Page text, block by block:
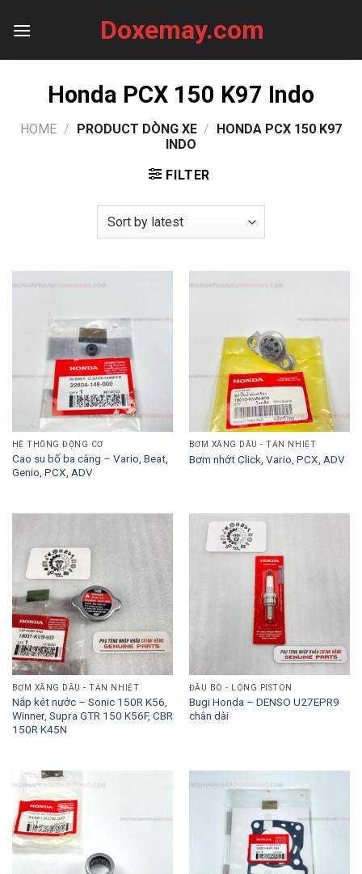
Doxemay.com
Honda PCX 150 K97 Indo
HOME / PRODUCT DÒNG XE /
HONDA PCX 150 K97
INDO
FILTER
HỆ THỐNG ĐỘNG CƠ
Cao su bố ba càng – Vario, Beat,
Genio, PCX, ADV
BƠM XĂNG DẦU - TẢN NHIỆT
Bơm nhớt Click, Vario, PCX, ADV
BƠM XĂNG DẦU - TẢN NHIỆT
Nắp két nước – Sonic 150R K56,
Winner, Supra GTR 150 K56F, CBR
150R K45N
ĐẦU BÒ - LÒNG PISTON
Bugi Honda – DENSO U27EPR9
chân dài